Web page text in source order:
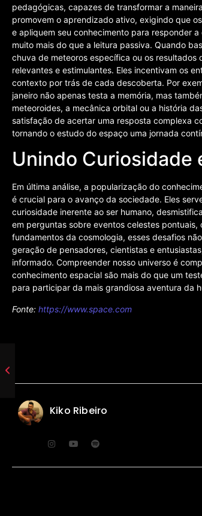
pedagógicas, capazes de transformar a
promovem o aprendizado ativo, exigindo que
e apliquem seu conhecimento para responder
muito mais do que a leitura passiva. Quando
chuva de meteoros específica ou os resultados
relevantes e estimulantes. Eles incentivam os
contexto por trás de cada descoberta. Por
janeiro não apenas testa a memória, mas
meteoroides, a mecânica orbital ou a história
satisfação de acertar uma resposta complexa
tornando o estudo do espaço uma jornada
Unindo Curiosidade
Em última análise, a popularização do
é crucial para o avanço da sociedade. Eles
curiosidade inerente ao ser humano,
em perguntas sobre eventos celestes
fundamentos da cosmologia, esses desafios
geração de pensadores, cientistas e
informado. Compreender nosso universo é
conhecimento espacial são mais do que um
para participar da mais grandiosa aventura da
Fonte: https://www.space.com
Kiko Ribeiro